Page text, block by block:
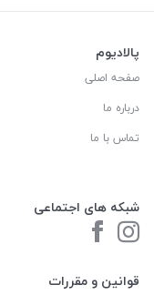
پالادیوم
صفحه اصلی
درباره ما
تماس با ما
شبکه های اجتماعی
قوانین و مقررات